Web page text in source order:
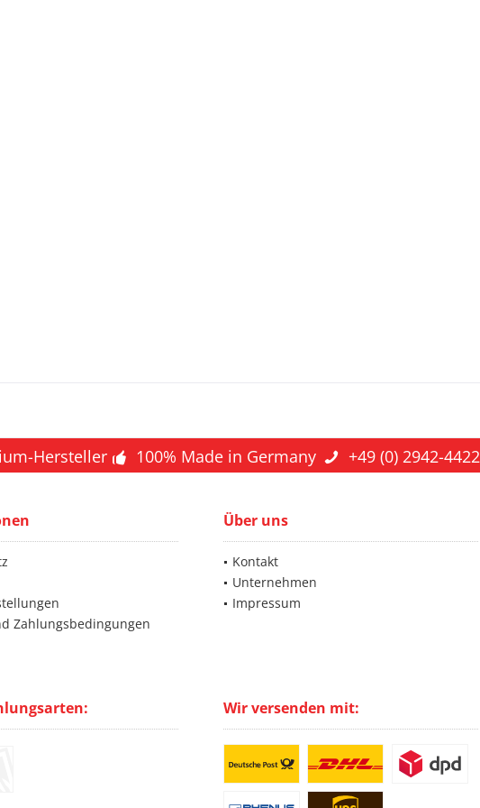
Hersteller 100% Made in Germany +49 (0) 2942-4422
Zahlungsbedingungen
Über uns
Kontakt
Unternehmen
Impressum
Wir versenden mit: